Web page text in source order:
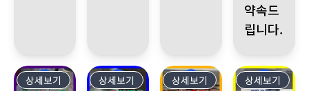
약속드
립니다.
44
상세보기 43
상세보기 42
상세보기 41
상세보기